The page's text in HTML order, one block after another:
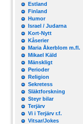
Estland
Finland
Humor
Israel / Judarna
Kort-Nytt
Kåserier
Maria Åkerblom m.fl.
Mikael Käld
Mänskligt
Perioder
Religion
Sekretess
Släktforskning
Steyr bilar
Terjärv
Vi i Terjärv r.f.
Vitsar/Jokes